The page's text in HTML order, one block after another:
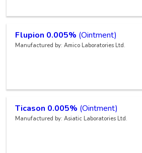
Flupion 0.005% (Ointment)
Manufactured by: Amico Laboratories Ltd.
Ticason 0.005% (Ointment)
Manufactured by: Asiatic Laboratories Ltd.